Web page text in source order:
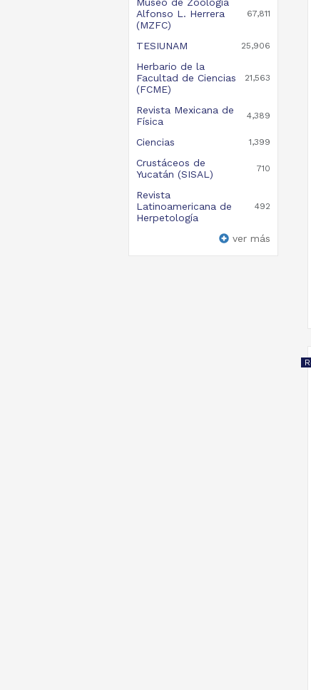
Alfonso L. Herrera
(MZFC)
67,811
TESIUNAM 25,906
Herbario de la
Facultad de Ciencias
(FCME)
21,563
Revista Mexicana de
Física
4,389
Ciencias 1,399
Crustáceos de
Yucatán (SISAL)
710
Revista
Latinoamericana de
Herpetología
492
ver más